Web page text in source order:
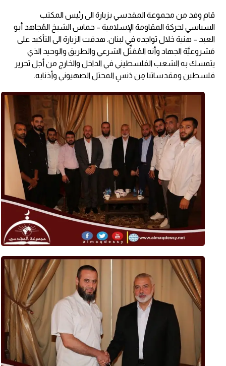
قام وفد من مجموعة المقدسي بزيارة الى رئيس المكتب
السياسي لحركة المقاومة الإسلامية – حماس الشيخ المُجاهد أبو
العبد – هنية خلال تواجده في لبنان. هدفت الزيارة الى التأكيد على
مَشروعيَّة الجهاد وأنه المُمَثِّل الشرعي والطريق والوحيد الذي
يتمسك به الشعب الفلسطيني في الداخل والخارج من أجل تحرير
فلسطين ومقدساتنا مِن دَنسِ المحتل الصهيوني وأذنابه.